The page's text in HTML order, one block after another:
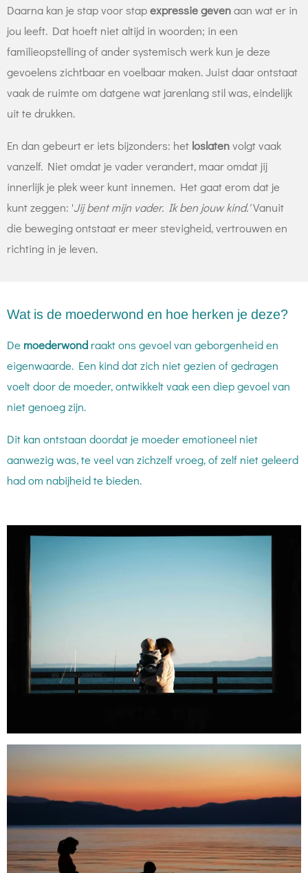
Daarna kan je stap voor stapexpressie gevenaan wat er in
jou leeft. Dat hoeft niet altijd in woorden; in een
familieopstelling of ander systemisch werk kun je deze
gevoelens zichtbaar en voelbaar maken. Juist daar ontstaat
vaak de ruimte om datgene wat jarenlang stil was, eindelijk
uit te drukken.
En dan gebeurt er iets bijzonders: het loslatenvolgt vaak
vanzelf. Niet omdat je vader verandert, maar omdat jij
innerlijk je plek weer kunt innemen. Het gaat erom dat je
kunt zeggen: 'Jij bent mijn vader. Ik ben jouw kind.'Vanuit
die beweging ontstaat er meer stevigheid, vertrouwen en
richting in je leven.
Wat is de moederwond en hoe herken je deze?
De moederwond raakt ons gevoel van geborgenheid en
eigenwaarde. Een kind dat zich niet gezien of gedragen
voelt door de moeder, ontwikkelt vaak een diep gevoel van
niet genoeg zijn.
Dit kan ontstaan doordat je moeder emotioneel niet
aanwezig was, te veel van zichzelf vroeg, of zelf niet geleerd
had om nabijheid te bieden.